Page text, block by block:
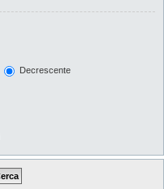
Decrescente